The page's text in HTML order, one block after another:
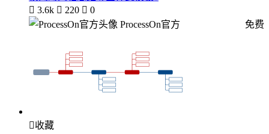
 3.6k  220  0
ProcessOn官方
免费
收藏